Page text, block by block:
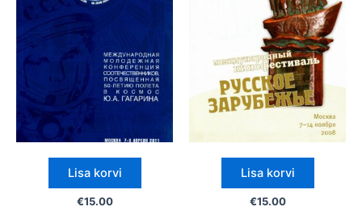
Lisa korvi
€15.00
Lisa korvi
€15.00